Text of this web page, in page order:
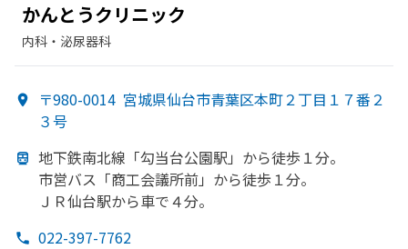
かんとうクリニック
内科・​泌尿器科
〒980-0014 宮城県仙台市青葉区本町２丁目１７番２
３号
地下鉄南北線 「勾当台公園駅」から徒歩１分。
市営バス「商工会議所前」から徒歩１分。
ＪＲ仙台駅から車で４分。
022-397-7762